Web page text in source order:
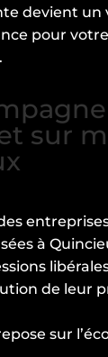
devient un
pour
sur
à
de leur
sur